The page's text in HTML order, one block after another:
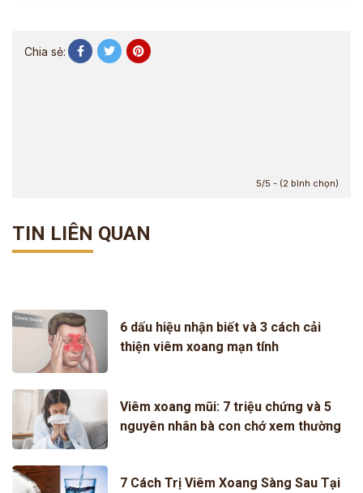
Chia sẻ:
5/5 - (2 bình chọn)
TIN LIÊN QUAN
6 dấu hiệu nhận biết và 3 cách cải
thiện viêm xoang mạn tính
Viêm xoang mũi: 7 triệu chứng và 5
nguyên nhân bà con chớ xem thường
7 Cách Trị Viêm Xoang Sàng Sau Tại